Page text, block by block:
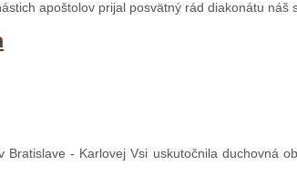
apoštolov prijal posvätný rád diakonátu náš
- Karlovej Vsi uskutočnila duchovná